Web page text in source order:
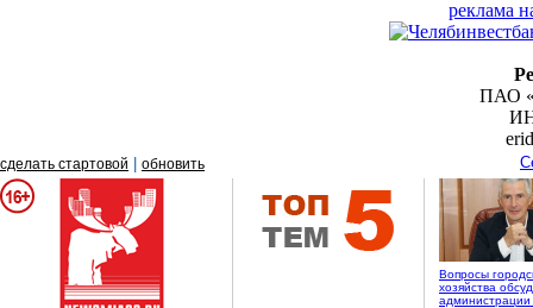
реклама
ПАО
сделать стартовой обновить
Вопросы
хозяйства